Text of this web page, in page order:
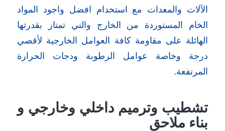
الآلات والمعدات مع استخدام افضل واجود المواد
الخام المستوردة من الخارج والتي تمتاز بقدرتها
الهائلة على مقاومة كافة العوامل الخارجية لأقصي
درجة وخاصة عوامل الرطوبة ودجات الحرارة
المرتفعة.
تشطيب وترميم داخلي وخارجي و
بناء ملاحق